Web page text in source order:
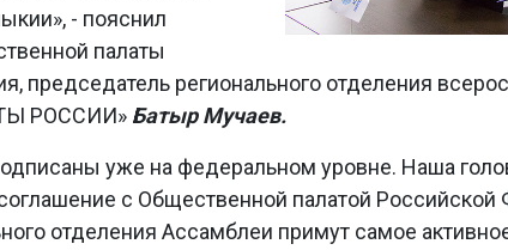
- пояснил
палаты
председатель регионального отделения
РОССИИ» Батыр Мучаев.
уже на федеральном уровне. Наша
с Общественной палатой Российской
отделения Ассамблеи примут самое